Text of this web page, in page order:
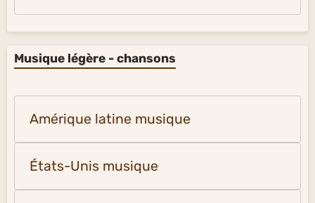
Musique légère - chansons
Amérique latine musique
États-Unis musique